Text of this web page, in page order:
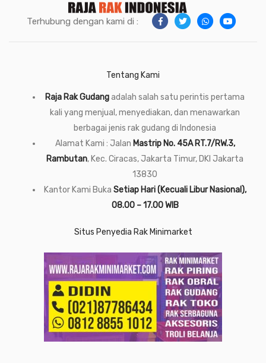
Terhubung dengan kami di :
Tentang Kami
Raja Rak Gudangadalah salah satu perintis pertama
kali yang menjual, menyediakan, dan menawarkan
berbagai jenis rak gudang di Indonesia
Alamat Kami : Jalan Mastrip No. 45A RT.7/RW.3,
Rambutan, Kec. Ciracas, Jakarta Timur, DKI Jakarta
13830
Kantor Kami Buka Setiap Hari (Kecuali Libur Nasional),
08.00 – 17.00 WIB
Situs Penyedia Rak Minimarket